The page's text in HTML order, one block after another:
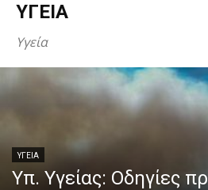
ΥΓΕΙΑ
Υγεία
ΥΓΕΙΑ
Υπ. Υγείας: Οδηγίες